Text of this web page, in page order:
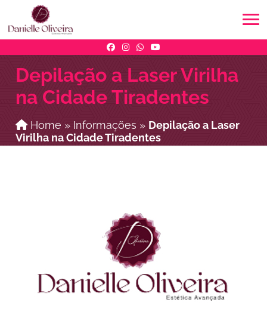
Depilação a Laser Virilha
na Cidade Tiradentes
Home » Informações » Depilação a Laser
Virilha na Cidade Tiradentes